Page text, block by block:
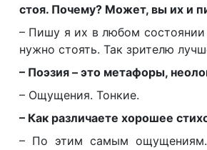
стоя. Почему? Может, вы их и
– Пишу я их в любом состоянии
нужно стоять. Так зрителю
– Поэзия – это метафоры,
– Ощущения. Тонкие.
– Как различаете хорошее
– По этим самым ощущениям.